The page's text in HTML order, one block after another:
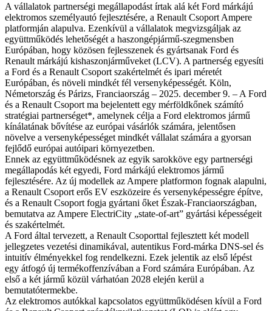
A vállalatok partnerségi megállapodást írtak alá két Ford márkájú
elektromos személyautó fejlesztésére, a Renault Csoport Ampere
platformján alapulva. Ezenkívül a vállalatok megvizsgáljak az
együttműködés lehetőségét a haszongépjármű-szegmensben
Európában, hogy közösen fejlesszenek és gyártsanak Ford és
Renault márkájú kishaszonjárműveket (LCV). A partnerség egyesíti
a Ford és a Renault Csoport szakértelmét és ipari méretét
Európában, és növeli mindkét fél versenyképességét. Köln,
Németország és Párizs, Franciaország – 2025. december 9. – A Ford
és a Renault Csoport ma bejelentett egy mérföldkőnek számító
stratégiai partnerséget*, amelynek célja a Ford elektromos jármű
kínálatának bővítése az európai vásárlók számára, jelentősen
növelve a versenyképességet mindkét vállalat számára a gyorsan
fejlődő európai autóipari környezetben.
Ennek az együttműködésnek az egyik sarokköve egy partnerségi
megállapodás két egyedi, Ford márkájú elektromos jármű
fejlesztésére. Az új modellek az Ampere platformon fognak alapulni,
a Renault Csoport erős EV eszközeire és versenyképességre építve,
és a Renault Csoport fogja gyártani őket Észak-Franciaországban,
bemutatva az Ampere ElectriCity „state-of-art” gyártási képességeit
és szakértelmét.
A Ford által tervezett, a Renault Csoporttal fejlesztett két modell
jellegzetes vezetési dinamikával, autentikus Ford-márka DNS-sel és
intuitív élményekkel fog rendelkezni. Ezek jelentik az első lépést
egy átfogó új termékoffenzívában a Ford számára Európában. Az
első a két jármű közül várhatóan 2028 elején kerül a
bemutatótermekbe.
Az elektromos autókkal kapcsolatos együttműködésen kívül a Ford